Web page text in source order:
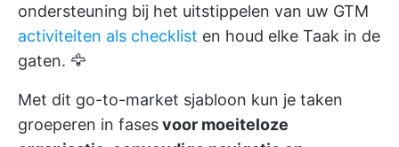
ondersteuning bij het uitstippelen van uw GTM
activiteiten als checklist en houd elke Taak in de
gaten. 🦅
Met dit go-to-market sjabloon kun je taken
groeperen in fasesvoor moeiteloze